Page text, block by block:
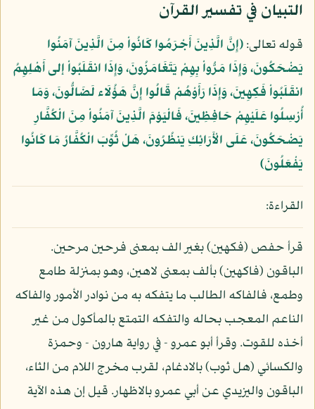
التبيان في تفسير القرآن
قوله تعالى:﴿إِنَّ الَّذِينَ أَجْرَمُوا كَانُواْ مِنَ الَّذِينَ آمَنُوا
يَضْحَكُونَ، وَإِذَا مَرُّواْ بِهِمْ يَتَغَامَزُونَ، وَإِذَا انقَلَبُواْ إلى أَهْلِهِمُ
انقَلَبُواْ فَكِهِينَ، وَإِذَا رَأَوْهُمْ قَالُوا إِنَّ هَؤُلَاء لَضَالُّونَ، وَمَا
أُرْسِلُوا عَلَيْهِمْ حَافِظِينَ، فَالْيَوْمَ الَّذِينَ آمَنُواْ مِنَ الْكُفَّارِ
يَضْحَكُونَ، عَلَى الْأَرَائِكِ يَنظُرُونَ، هَلْ ثُوِّبَ الْكُفَّارُ مَا كَانُوا
يَفْعَلُونَ﴾
القراءة:
قرأ حفص (فكهين) بغير الف بمعنى فرحين مرحين.
الباقون (فاكهين) بألف بمعنى لاهين، وهو بمنزلة طامع
وطمع، فالفاكه الطالب ما يتفكه به من نوادر الأمور والفاكه
الناعم المعجب بحاله والتفكه التمتع بالمأكول من غير
أخذه للقوت. وقرأ أبو عمرو - في رواية هارون - وحمزة
والكسائي (هل ثوب) بالادغام، لقرب مخرج اللام من الثاء،
الباقون واليزيدي عن أبي عمرو بالاظهار. قيل إن هذه الآية